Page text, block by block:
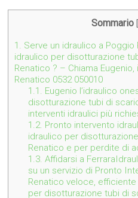
Sommario
1. Serve un idraulico a
idraulico per disotturazione
Renatico ? – Chiama
Renatico 0532 050010
1.1. Eugenio l’idraulico
disotturazione tubi di
interventi idraulici più
1.2. Pronto intervento
idraulico per
Renatico e per perdite di
1.3. Affidarsi a
su un servizio di Pronto
Renatico veloce,
per disotturazione tubi di